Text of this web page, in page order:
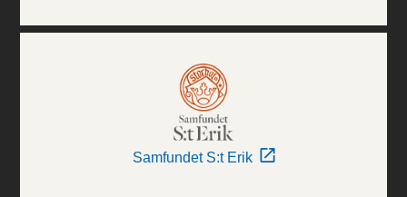
Samfundet S:t Erik